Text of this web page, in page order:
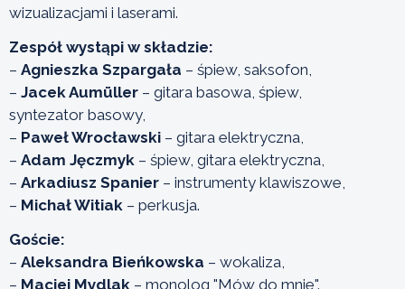
wizualizacjami i laserami.
Zespół wystąpi w składzie:
– Agnieszka Szpargała – śpiew, saksofon,
– Jacek Aumüller – gitara basowa, śpiew,
syntezator basowy,
– Paweł Wrocławski – gitara elektryczna,
– Adam Jęczmyk – śpiew, gitara elektryczna,
– Arkadiusz Spanier – instrumenty klawiszowe,
– Michał Witiak – perkusja.
Goście:
– Aleksandra Bieńkowska – wokaliza,
– Maciej Mydlak – monolog "Mów do mnie".